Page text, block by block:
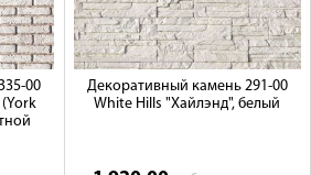
00
Декоративный камень 291-00
White Hills "Хайлэнд", белый